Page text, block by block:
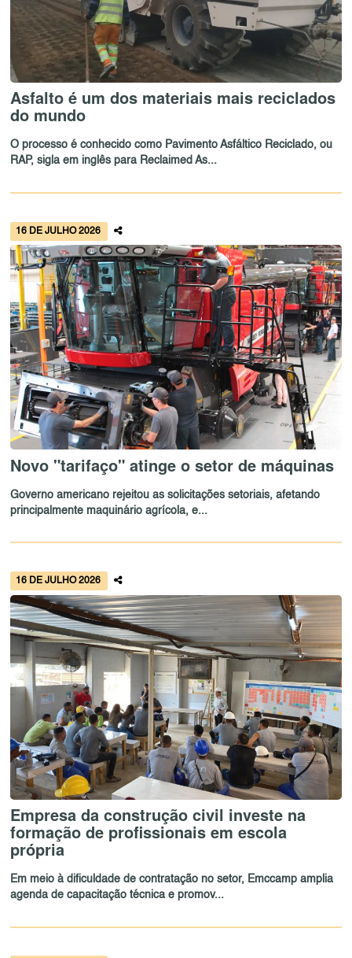
Asfalto é um dos materiais mais reciclados
do mundo
O processo é conhecido como Pavimento Asfáltico Reciclado, ou
RAP, sigla em inglês para Reclaimed As...
16 DE JULHO 2026
Novo "tarifaço" atinge o setor de máquinas
Governo americano rejeitou as solicitações setoriais, afetando
principalmente maquinário agrícola, e...
16 DE JULHO 2026
Empresa da construção civil investe na
formação de profissionais em escola
própria
Em meio à dificuldade de contratação no setor, Emccamp amplia
agenda de capacitação técnica e promov...